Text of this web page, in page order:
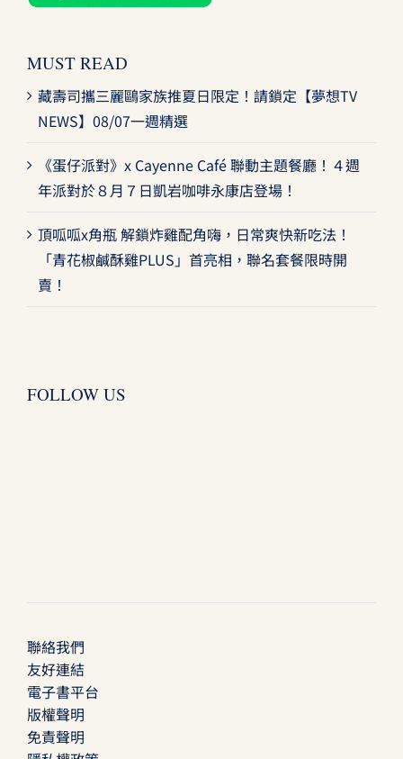
MUST READ
藏壽司攜三麗鷗家族推夏日限定！請鎖定【夢想TV
NEWS】08/07一週精選
《蛋仔派對》x Cayenne Café 聯動主題餐廳！４週
年派對於８月７日凱岩咖啡永康店登場！
頂呱呱x角瓶 解鎖炸雞配角嗨，日常爽快新吃法！
「青花椒鹹酥雞PLUS」首亮相，聯名套餐限時開
賣！
FOLLOW US
聯絡我們
友好連結
電子書平台
版權聲明
免責聲明